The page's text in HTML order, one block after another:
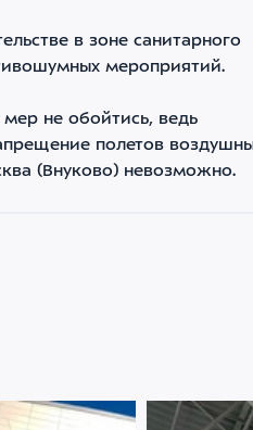
в зоне санитарного
мероприятий.
не обойтись, ведь
полетов
(Внуково) невозможно.